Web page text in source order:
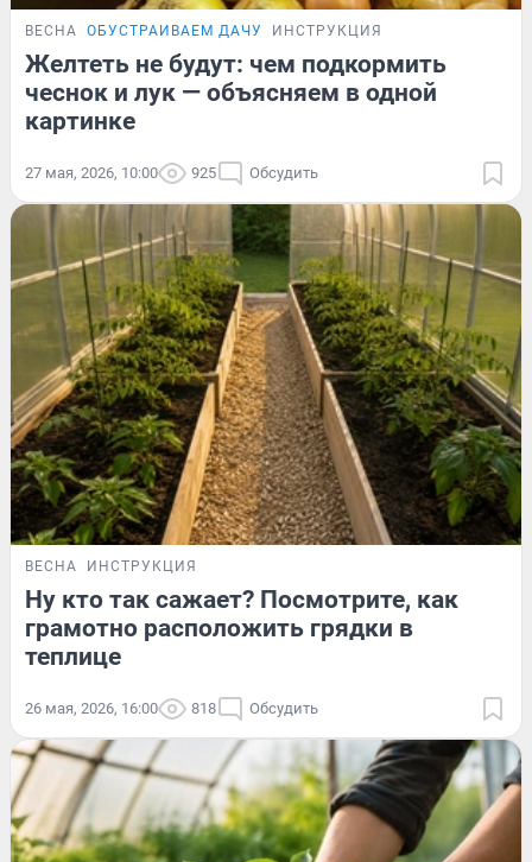
ВЕСНА ОБУСТРАИВАЕМ ДАЧУ ИНСТРУКЦИЯ
Желтеть не будут: чем подкормить
чеснок и лук — объясняем в одной
картинке
27 мая, 2026, 10:00 925 Обсудить
ВЕСНА ИНСТРУКЦИЯ
Ну кто так сажает? Посмотрите, как
грамотно расположить грядки в
теплице
26 мая, 2026, 16:00 818 Обсудить